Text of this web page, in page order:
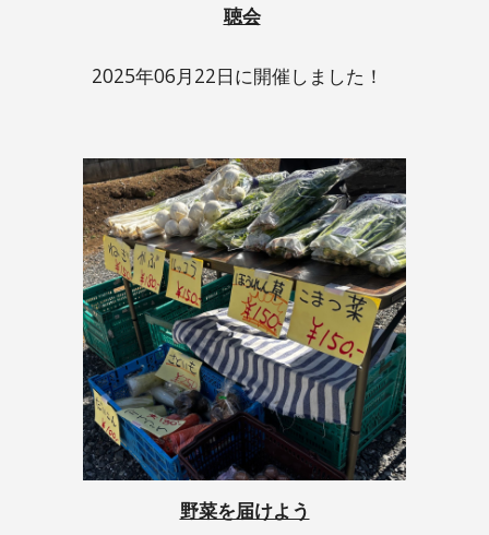
聴会
2025年06月22日に開催しました！
野菜を届けよう